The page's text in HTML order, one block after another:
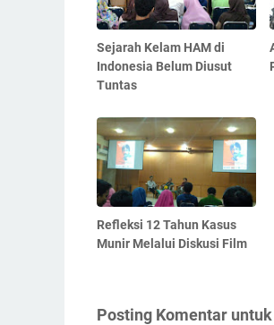
Sejarah Kelam HAM di
Indonesia Belum Diusut
Tuntas
Refleksi 12 Tahun Kasus
Munir Melalui Diskusi Film
Posting Komentar